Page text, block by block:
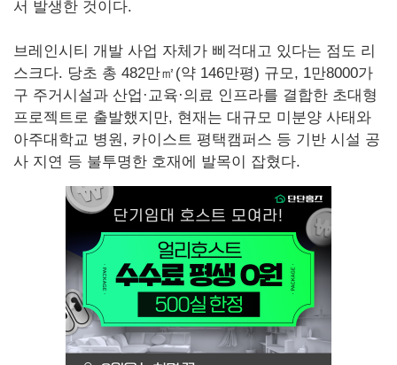
서 발생한 것이다.
브레인시티 개발 사업 자체가 삐걱대고 있다는 점도 리
스크다. 당초 총 482만㎡(약 146만평) 규모, 1만8000가
구 주거시설과 산업·교육·의료 인프라를 결합한 초대형
프로젝트로 출발했지만, 현재는 대규모 미분양 사태와
아주대학교 병원, 카이스트 평택캠퍼스 등 기반 시설 공
사 지연 등 불투명한 호재에 발목이 잡혔다.